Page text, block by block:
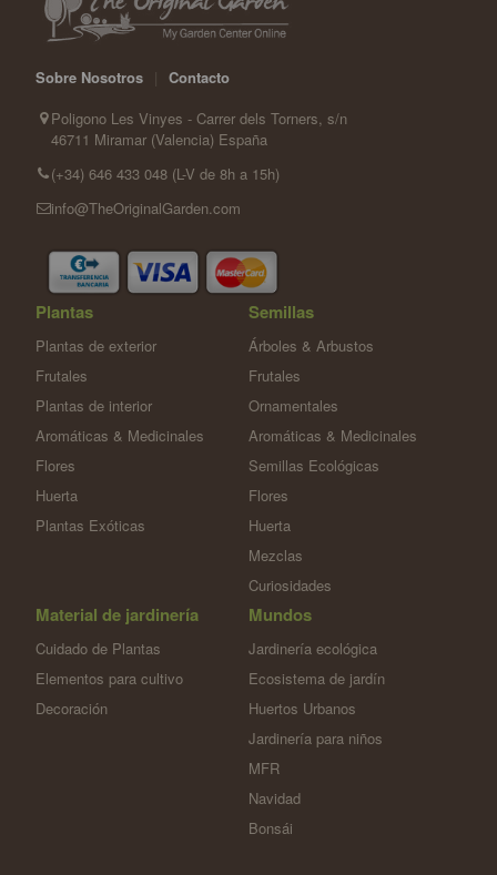
Sobre Nosotros
Contacto
Poligono Les Vinyes - Carrer dels Torners, s/n
46711 Miramar (Valencia) España
(+34) 646 433 048 (L-V de 8h a 15h)
info@TheOriginalGarden.com
Plantas
Plantas de exterior
Frutales
Plantas de interior
Aromáticas & Medicinales
Flores
Huerta
Plantas Exóticas
Semillas
Árboles & Arbustos
Frutales
Ornamentales
Aromáticas & Medicinales
Semillas Ecológicas
Flores
Huerta
Mezclas
Curiosidades
Material de jardinería
Cuidado de Plantas
Elementos para cultivo
Decoración
Mundos
Jardinería ecológica
Ecosistema de jardín
Huertos Urbanos
Jardinería para niños
MFR
Navidad
Bonsái